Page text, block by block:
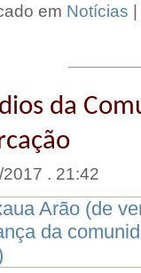
em Notícias
da
2017 . 21:42